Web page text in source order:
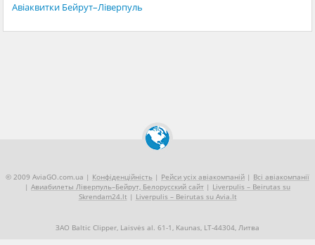
Авіаквитки Бейрут–Ліверпуль
© 2009 AviaGO.com.ua | Конфіденційність | Рейси усіх авіакомпаній | Всі авіакомпанії
| Авиабилеты Ліверпуль–Бейрут, Белорусский сайт | Liverpulis – Beirutas su
Skrendam24.lt | Liverpulis – Beirutas su Avia.lt
ЗАО Baltic Clipper, Laisvės al. 61-1, Kaunas, LT-44304, Литва